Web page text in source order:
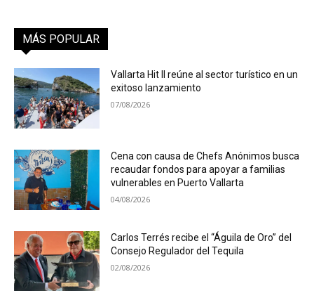
MÁS POPULAR
Vallarta Hit II reúne al sector turístico en un
exitoso lanzamiento
07/08/2026
Cena con causa de Chefs Anónimos busca
recaudar fondos para apoyar a familias
vulnerables en Puerto Vallarta
04/08/2026
Carlos Terrés recibe el “Águila de Oro” del
Consejo Regulador del Tequila
02/08/2026